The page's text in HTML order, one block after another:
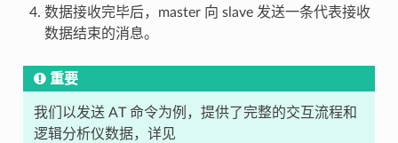
数据接收完毕后，master 向 slave 发送一条代表接收
数据结束的消息。
重要
我们以发送 AT 命令为例，提供了完整的交互流程和
逻辑分析仪数据，详见